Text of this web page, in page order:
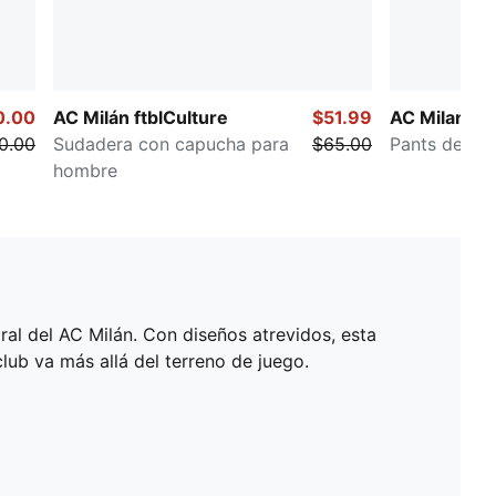
AC Milán ftblCulture
Sudadera con capucha para
hombre
$51.99
$65.00
AC Milan
Pants de
del AC Milán. Con diseños atrevidos, esta
va más allá del terreno de juego.